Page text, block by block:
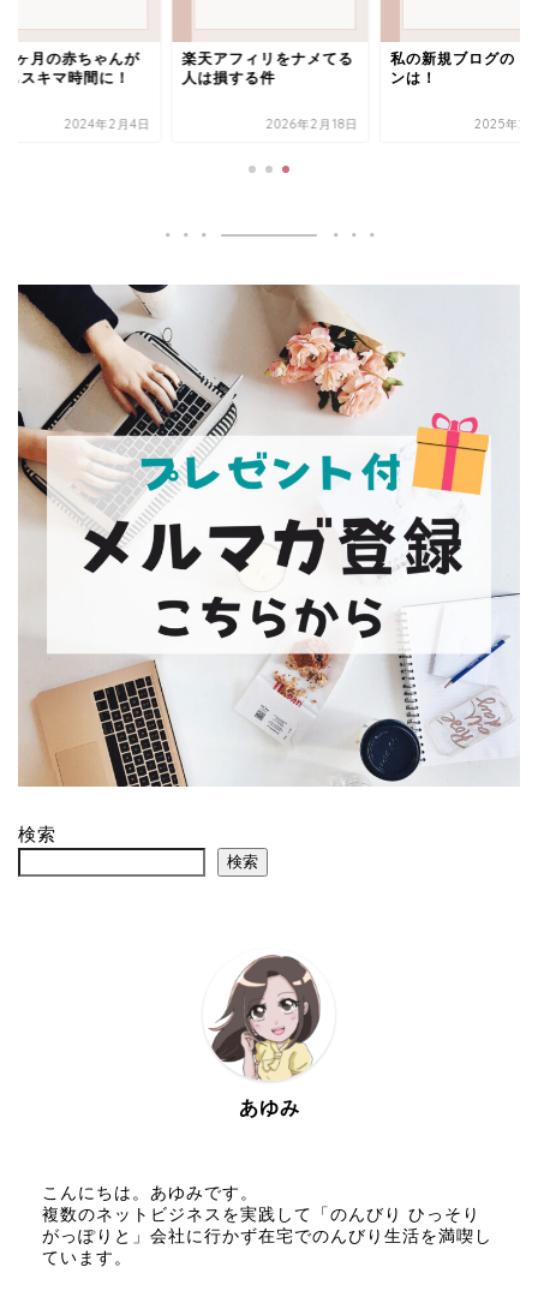
3ヶ月の赤ちゃんが
もスキマ時間に！
2024年2月4日
楽天アフィリをナメてる
人は損する件
2026年2月18日
私の新規ブログのド
ンは！
2025年2
検索
検索
あゆみ
こんにちは。あゆみです。
複数のネットビジネスを実践して「のんびり ひっそり
がっぽりと」会社に行かず在宅でのんびり生活を満喫し
ています。